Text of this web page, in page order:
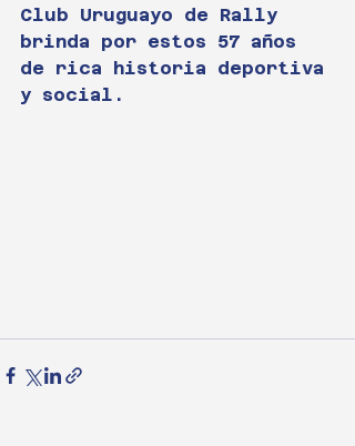
Club Uruguayo de Rally
brinda por estos 57 años
de rica historia deportiva
y social.